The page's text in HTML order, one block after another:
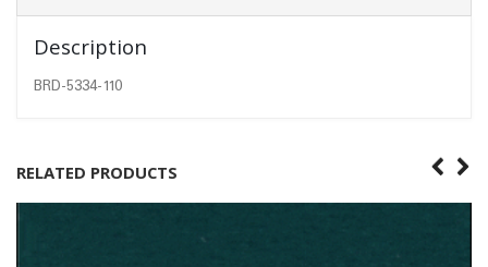
Description
BRD-5334-110
RELATED PRODUCTS